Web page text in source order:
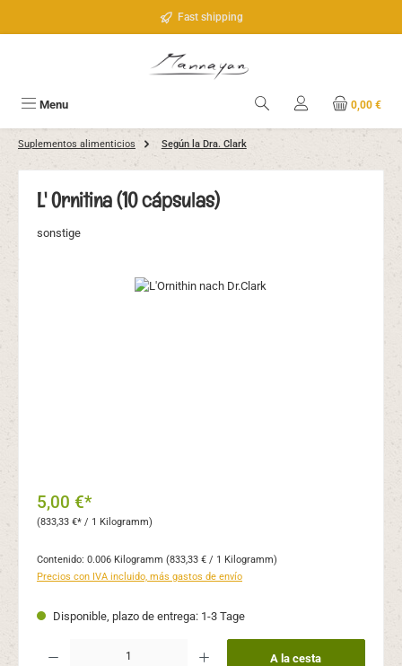
Fast shipping
Menu 0,00 €
Suplementos alimenticios Según la Dra. Clark
L' Ornitina (10 cápsulas)
sonstige
Omitir galería de imágenes
5,00 €*
(833,33 €* / 1 Kilogramm)
Contenido: 0.006 Kilogramm (833,33 € / 1 Kilogramm)
Precios con IVA incluido, más gastos de envío
Disponible, plazo de entrega: 1-3 Tage
Cantidad del producto: introduce la cantidad deseada o usa los botones para
A la cesta